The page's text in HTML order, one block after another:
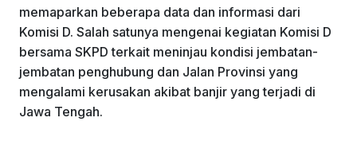
memaparkan beberapa data dan informasi dari
Komisi D. Salah satunya mengenai kegiatan Komisi D
bersama SKPD terkait meninjau kondisi jembatan-
jembatan penghubung dan Jalan Provinsi yang
mengalami kerusakan akibat banjir yang terjadi di
Jawa Tengah.